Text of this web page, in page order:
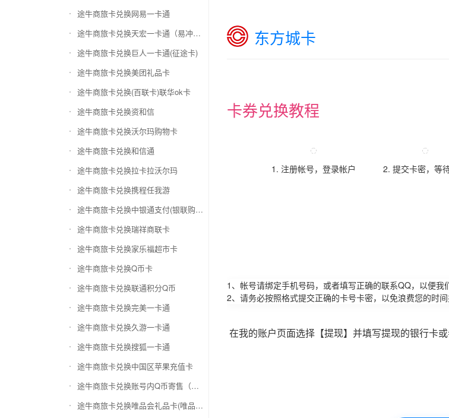
途牛商旅卡兑换网易一卡通
途牛商旅卡兑换天宏一卡通（易冲天宏卡）
途牛商旅卡兑换巨人一卡通(征途卡)
途牛商旅卡兑换美团礼品卡
途牛商旅卡兑换(百联卡)联华ok卡
途牛商旅卡兑换资和信
途牛商旅卡兑换沃尔玛购物卡
途牛商旅卡兑换和信通
途牛商旅卡兑换拉卡拉沃尔玛
途牛商旅卡兑换携程任我游
途牛商旅卡兑换中银通支付(银联购物卡)
途牛商旅卡兑换瑞祥商联卡
途牛商旅卡兑换家乐福超市卡
途牛商旅卡兑换Q币卡
途牛商旅卡兑换联通积分Q币
途牛商旅卡兑换完美一卡通
途牛商旅卡兑换久游一卡通
途牛商旅卡兑换搜狐一卡通
途牛商旅卡兑换中国区苹果充值卡
途牛商旅卡兑换账号内Q币寄售（维护中）
途牛商旅卡兑换唯品会礼品卡(唯品卡)
东方城卡
卡券兑换教程
1. 注册帐号，登录帐户 2. 提交卡密，等
1、帐号请绑定手机号码，或者填写正确的联系QQ，以便我
2、请务必按照格式提交正确的卡号卡密，以免浪费您的时间
在我的账户页面选择【提现】并填写提现的银行卡